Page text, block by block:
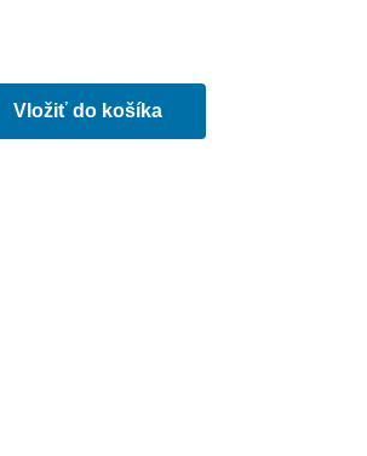
Vložiť do košíka